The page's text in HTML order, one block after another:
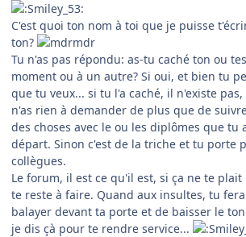
C'est quoi ton nom à toi que je puisse
ton?
Tu n'as pas répondu: as-tu caché ton ou
moment ou à un autre? Si oui, et bien tu
que tu veux... si tu l'a caché, il n'existe
n'as rien à demander de plus que de
des choses avec le ou les diplômes que tu
départ. Sinon c'est de la triche et tu porte
collègues.
Le forum, il est ce qu'il est, si ça ne te
te reste à faire. Quand aux insultes, tu
balayer devant ta porte et de baisser le
je dis çà pour te rendre service...